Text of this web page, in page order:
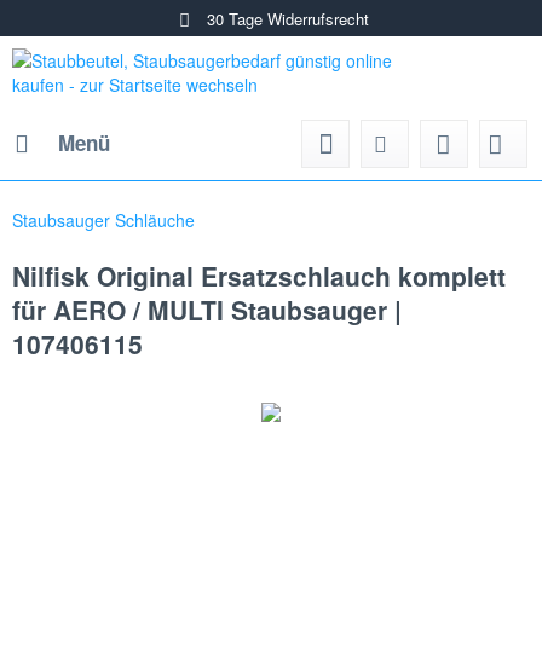
30 Tage Widerrufsrecht
Menü
Staubsauger Schläuche
Nilfisk Original Ersatzschlauch komplett
für AERO / MULTI Staubsauger |
107406115